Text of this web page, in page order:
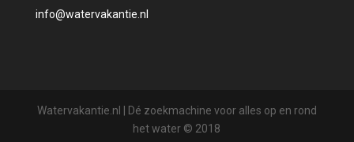
info@watervakantie.nl
Watervakantie.nl | Dé zoekmachine voor alles op en rond
het water © 2018